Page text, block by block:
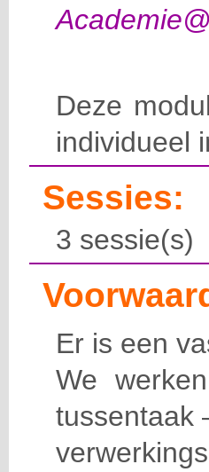
Deze
individueel
Sessies:
3 sessie(s)
Er is een
We
tussentaak